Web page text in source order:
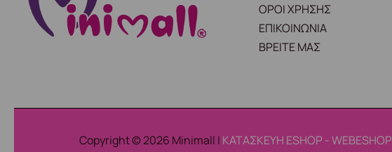
ΟΡΟΙ ΧΡΗΣΗΣ
ΕΠΙΚΟΙΝΩΝΙΑ
ΒΡΕΙΤΕ ΜΑΣ
Copyright © 2026 Minimall | ΚΑΤΑΣΚΕΥΗ ESHOP - WEBESHOP